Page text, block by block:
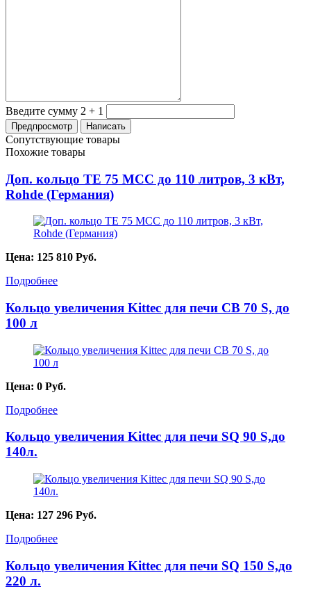
Введите сумму 2 + 1
Сопутствующие товары
Похожие товары
Доп. кольцо TE 75 MCC до 110 литров, 3 кВт,
Rohde (Германия)
Цена: 125 810 Руб.
Подробнее
Кольцо увеличения Kittec для печи СВ 70 S, до
100 л
Цена: 0 Руб.
Подробнее
Кольцо увеличения Kittec для печи SQ 90 S,до
140л.
Цена: 127 296 Руб.
Подробнее
Кольцо увеличения Kittec для печи SQ 150 S,до
220 л.